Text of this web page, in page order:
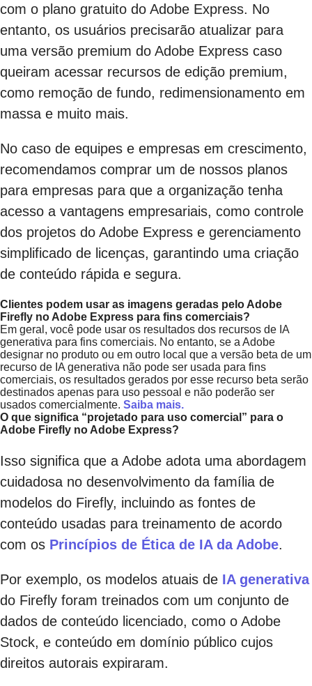
com o plano gratuito do Adobe Express. No
entanto, os usuários precisarão atualizar para
uma versão premium do Adobe Express caso
queiram acessar recursos de edição premium,
como remoção de fundo, redimensionamento em
massa e muito mais.
No caso de equipes e empresas em crescimento,
recomendamos comprar um de nossos planos
para empresas para que a organização tenha
acesso a vantagens empresariais, como controle
dos projetos do Adobe Express e gerenciamento
simplificado de licenças, garantindo uma criação
de conteúdo rápida e segura.
Clientes podem usar as imagens geradas pelo Adobe
Firefly no Adobe Express para fins comerciais?
Em geral, você pode usar os resultados dos recursos de IA
generativa para fins comerciais. No entanto, se a Adobe
designar no produto ou em outro local que a versão beta de um
recurso de IA generativa não pode ser usada para fins
comerciais, os resultados gerados por esse recurso beta serão
destinados apenas para uso pessoal e não poderão ser
usados comercialmente. Saiba mais.
O que significa “projetado para uso comercial” para o
Adobe Firefly no Adobe Express?
Isso significa que a Adobe adota uma abordagem
cuidadosa no desenvolvimento da família de
modelos do Firefly, incluindo as fontes de
conteúdo usadas para treinamento de acordo
com os Princípios de Ética de IA da Adobe.
Por exemplo, os modelos atuais de IA generativa
do Firefly foram treinados com um conjunto de
dados de conteúdo licenciado, como o Adobe
Stock, e conteúdo em domínio público cujos
direitos autorais expiraram.